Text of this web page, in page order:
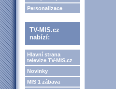
Personalizace
TV-MIS.cz
nabízí:
Hlavní strana
televize TV-MIS.cz
Novinky
MIS 1 zábava